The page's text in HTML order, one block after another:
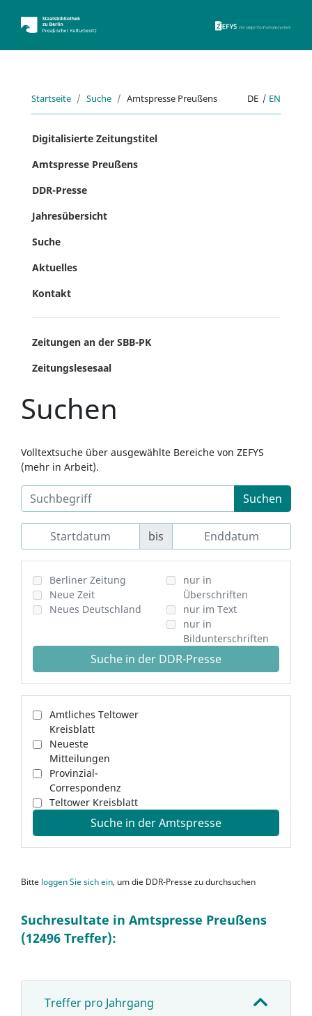
Startseite Suche Amtspresse Preußens DE | EN
Digitalisierte Zeitungstitel
Amtspresse Preußens
DDR-Presse
Jahresübersicht
Suche
Aktuelles
Kontakt
Zeitungen an der SBB-PK
Zeitungslesesaal
Suchen
Volltextsuche über ausgewählte Bereiche von ZEFYS
(mehr in Arbeit).
Suchen
bis
Berliner Zeitung
Neue Zeit
Neues Deutschland
nur in
Überschriften
nur im Text
nur in
Bildunterschriften
Suche in der DDR-Presse
Amtliches Teltower
Kreisblatt
Neueste
Mitteilungen
Provinzial-
Correspondenz
Teltower Kreisblatt
Suche in der Amtspresse
Bitte loggen Sie sich ein, um die DDR-Presse zu durchsuchen
Suchresultate in Amtspresse Preußens
(12496 Treffer):
Treffer pro Jahrgang